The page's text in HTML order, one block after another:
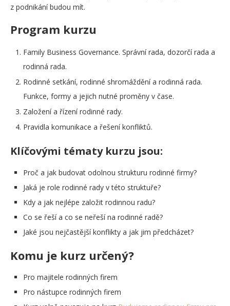
z podnikání budou mít.
Program kurzu
Family Business Governance. Správní rada, dozorčí rada a
rodinná rada.
Rodinné setkání, rodinné shromáždění a rodinná rada.
Funkce, formy a jejich nutné proměny v čase.
Založení a řízení rodinné rady.
Pravidla komunikace a řešení konfliktů.
Klíčovými tématy kurzu jsou:
Proč a jak budovat odolnou strukturu rodinné firmy?
Jaká je role rodinné rady v této struktuře?
Kdy a jak nejlépe založit rodinnou radu?
Co se řeší a co se neřeší na rodinné radě?
Jaké jsou nejčastější konflikty a jak jim předcházet?
Komu je kurz určený?
Pro majitele rodinných firem
Pro nástupce rodinných firem